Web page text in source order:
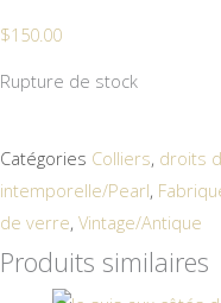
$150.00
Rupture de stock
Catégories Colliers, droits
intemporelle/Pearl,
de verre, Vintage/Antique
Produits similaires